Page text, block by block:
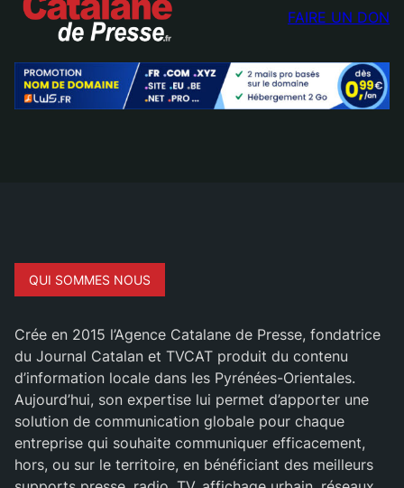
FAIRE UN DON
QUI SOMMES NOUS
Crée en 2015 l’Agence Catalane de Presse, fondatrice
du Journal Catalan et TVCAT produit du contenu
d’information locale dans les Pyrénées-Orientales.
Aujourd’hui, son expertise lui permet d’apporter une
solution de communication globale pour chaque
entreprise qui souhaite communiquer efficacement,
hors, ou sur le territoire, en bénéficiant des meilleurs